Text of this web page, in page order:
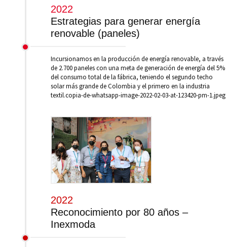
2022
Estrategias para generar energía
renovable (paneles)
Incursionamos en la producción de energía renovable, a través
de 2.700 paneles con una meta de generación de energía del 5%
del consumo total de la fábrica, teniendo el segundo techo
solar más grande de Colombia y el primero en la industria
textil.copia-de-whatsapp-image-2022-02-03-at-123420-pm-1.jpeg
2022
Reconocimiento por 80 años –
Inexmoda